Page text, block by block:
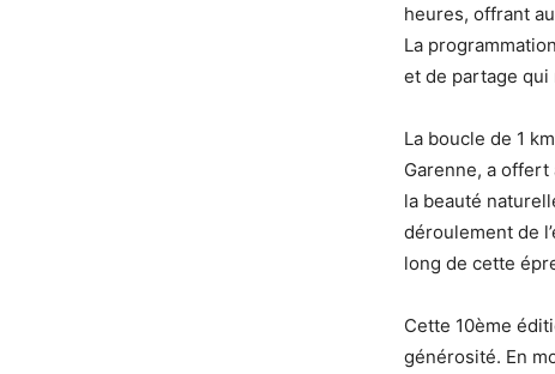
heures, offrant
La
et de partage
La boucle de 1
Garenne, a
la beauté
déroulement de
long de cette
Cette 10ème
générosité. En